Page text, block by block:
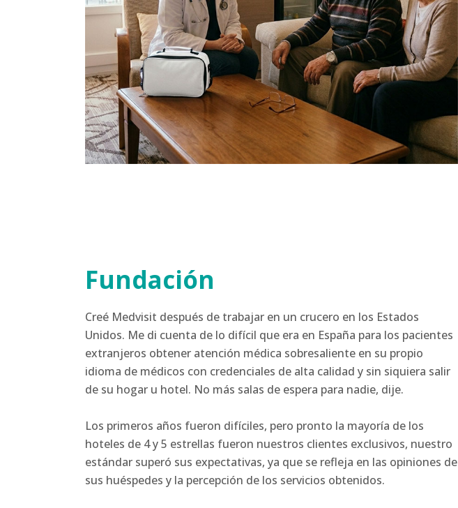
Fundación
Creé Medvisit después de trabajar en un crucero en los Estados
Unidos. Me di cuenta de lo difícil que era en España para los pacientes
extranjeros obtener atención médica sobresaliente en su propio
idioma de médicos con credenciales de alta calidad y sin siquiera salir
de su hogar u hotel. No más salas de espera para nadie, dije.
Los primeros años fueron difíciles, pero pronto la mayoría de los
hoteles de 4 y 5 estrellas fueron nuestros clientes exclusivos, nuestro
estándar superó sus expectativas, ya que se refleja en las opiniones de
sus huéspedes y la percepción de los servicios obtenidos.